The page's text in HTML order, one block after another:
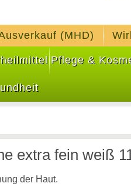
(MHD)
Pflege &
extra fein weiß
der Haut.